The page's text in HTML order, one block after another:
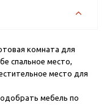
комната для
спальное место,
место для
мебель по